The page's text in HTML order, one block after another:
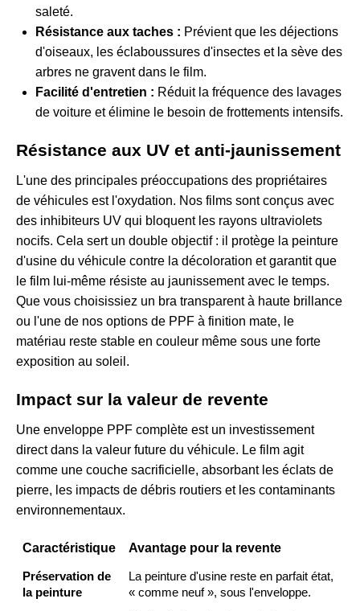
saleté.
Résistance aux taches : Prévient que les déjections
d'oiseaux, les éclaboussures d'insectes et la sève des
arbres ne gravent dans le film.
Facilité d'entretien : Réduit la fréquence des lavages
de voiture et élimine le besoin de frottements intensifs.
Résistance aux UV et anti-jaunissement
L'une des principales préoccupations des propriétaires
de véhicules est l'oxydation. Nos films sont conçus avec
des inhibiteurs UV qui bloquent les rayons ultraviolets
nocifs. Cela sert un double objectif : il protège la peinture
d'usine du véhicule contre la décoloration et garantit que
le film lui-même résiste au jaunissement avec le temps.
Que vous choisissiez un bra transparent à haute brillance
ou l'une de nos options de PPF à finition mate, le
matériau reste stable en couleur même sous une forte
exposition au soleil.
Impact sur la valeur de revente
Une enveloppe PPF complète est un investissement
direct dans la valeur future du véhicule. Le film agit
comme une couche sacrificielle, absorbant les éclats de
pierre, les impacts de débris routiers et les contaminants
environnementaux.
Caractéristique Avantage pour la revente
Préservation de
la peinture
La peinture d'usine reste en parfait état,
« comme neuf », sous l'enveloppe.